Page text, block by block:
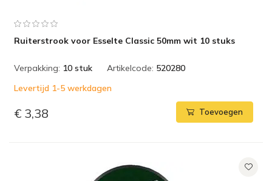
Ruiterstrook voor Esselte Classic 50mm wit 10 stuks
Verpakking: 10 stuk Artikelcode: 520280
Levertijd 1-5 werkdagen
€ 3,38 Toevoegen